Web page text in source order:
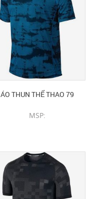
ÁO THUN THỂ THAO 79
MSP: